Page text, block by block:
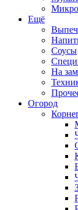
Ещё
Соусы
На
Огород